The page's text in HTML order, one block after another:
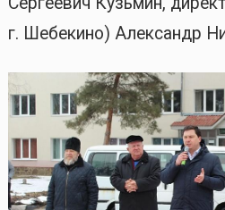
г. Шебекино) Александр